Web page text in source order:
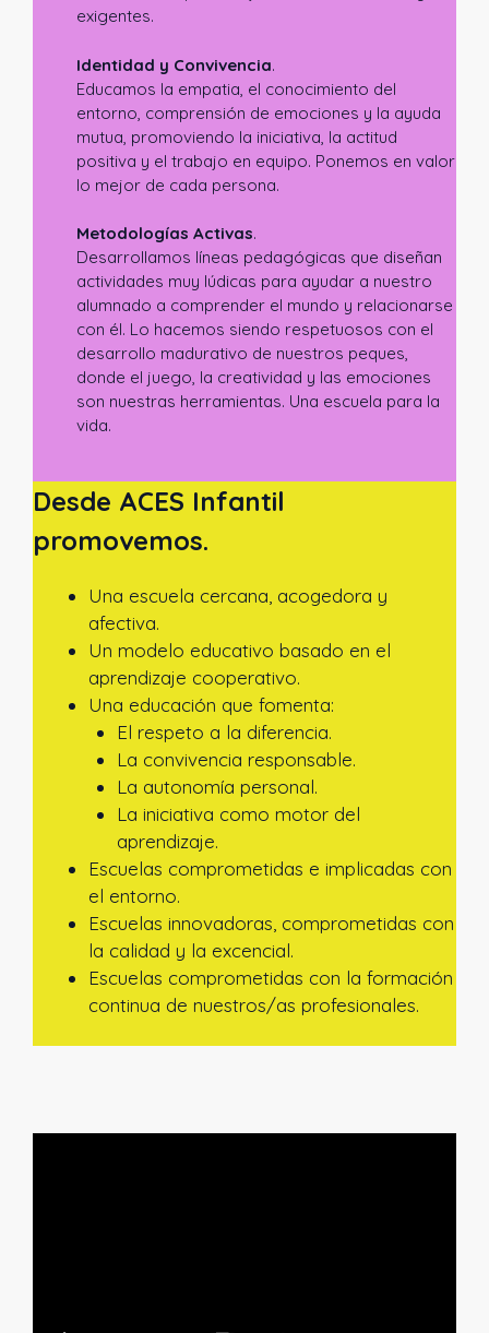
exigentes.
Identidad y Convivencia.
Educamos la empatia, el conocimiento del
entorno, comprensión de emociones y la ayuda
mutua, promoviendo la iniciativa, la actitud
positiva y el trabajo en equipo. Ponemos en valor
lo mejor de cada persona.
Metodologías Activas.
Desarrollamos líneas pedagógicas que diseñan
actividades muy lúdicas para ayudar a nuestro
alumnado a comprender el mundo y relacionarse
con él. Lo hacemos siendo respetuosos con el
desarrollo madurativo de nuestros peques,
donde el juego, la creatividad y las emociones
son nuestras herramientas. Una escuela para la
vida.
Desde ACES Infantil
promovemos.
Una escuela cercana, acogedora y
afectiva.
Un modelo educativo basado en el
aprendizaje cooperativo.
Una educación que fomenta:
El respeto a la diferencia.
La convivencia responsable.
La autonomía personal.
La iniciativa como motor del
aprendizaje.
Escuelas comprometidas e implicadas con
el entorno.
Escuelas innovadoras, comprometidas con
la calidad y la excencial.
Escuelas comprometidas con la formación
continua de nuestros/as profesionales.